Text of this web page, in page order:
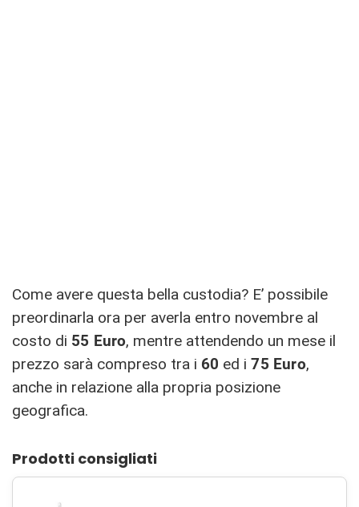
Come avere questa bella custodia? E’ possibile
preordinarla ora per averla entro novembre al
costo di 55 Euro, mentre attendendo un mese il
prezzo sarà compreso tra i 60 ed i75 Euro,
anche in relazione alla propria posizione
geografica.
Prodotti consigliati